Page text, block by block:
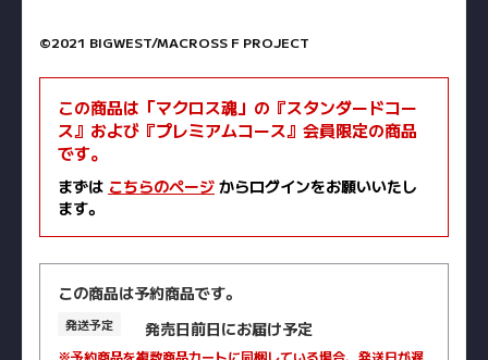
©2021 BIGWEST/MACROSS F PROJECT
この商品は「マクロス魂」の『スタンダードコー
ス』および『プレミアムコース』会員限定の商品
です。
まずは こちらのページ からログインをお願いいたし
ます。
この商品は予約商品です。
発送予定 発売日前日にお届け予定
※予約商品を複数商品カートに同梱している場合、発送日が遅